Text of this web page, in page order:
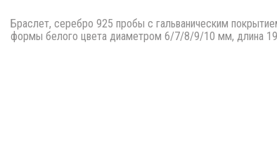
Браслет, серебро 925 пробы с гальваническим
формы белого цвета диаметром 6/7/8/9/10 мм, длина